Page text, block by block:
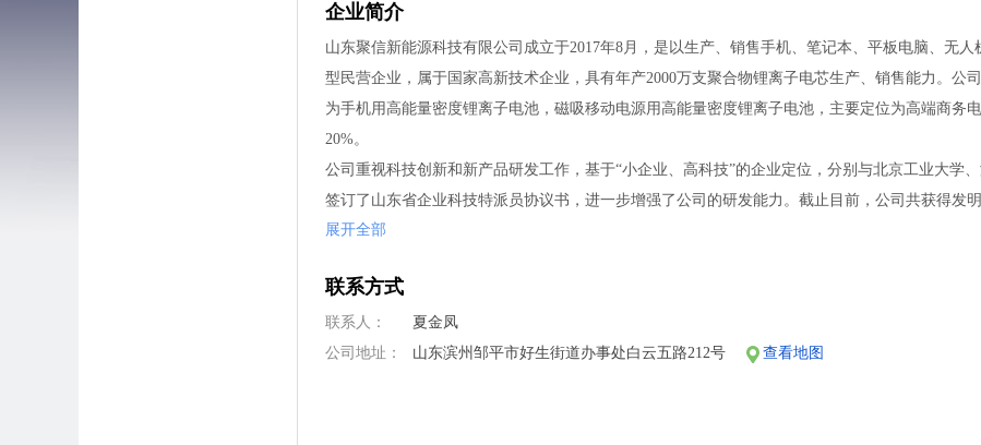
企业简介
山东聚信新能源科技有限公司成立于2017年8月，是以生产、销售手机、笔记本、平板电脑、无
型民营企业，属于国家高新技术企业，具有年产2000万支聚合物锂离子电芯生产、销售能力。公
为手机用高能量密度锂离子电池，磁吸移动电源用高能量密度锂离子电池，主要定位为高端商务
20%。
公司重视科技创新和新产品研发工作，基于“小企业、高科技”的企业定位，分别与北京工业大学
签订了山东省企业科技特派员协议书，进一步增强了公司的研发能力。截止目前，公司共获得发
发明专利处于实审阶段。近年来，公司承担山东省科技型中小企业创新能力提升工程项目1项，山
腿、东莞鑫睿、深圳汇达发等一线电池品牌进行合作，得到了客户一致的信任和好评。公司积极
技型中小企业、山东省专精特新中小企业、山东省企业技术中心，滨州市工业企业“一企一技术”研
在未来的发展中，公司将坚定聚焦绿色低碳发展战略，深入探讨聚合物锂离子电池电芯的技术特
展开全部
联系方式
联系人：
夏金凤
公司地址：
山东滨州邹平市好生街道办事处白云五路212号 查看地图